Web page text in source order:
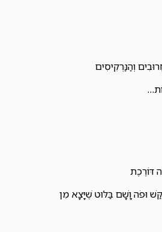
וְהַנַּרְקִיסִים
דּוֹרֶכֶת
וּפֹה וָשָׁם בַּלּוּט שֶׁיָּצָא מִן